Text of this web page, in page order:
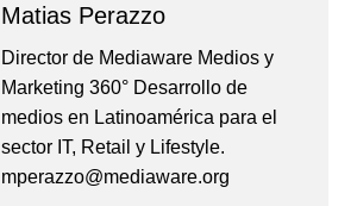
Matias Perazzo
Director de Mediaware Medios y
Marketing 360° Desarrollo de
medios en Latinoamérica para el
sector IT, Retail y Lifestyle.
mperazzo@mediaware.org